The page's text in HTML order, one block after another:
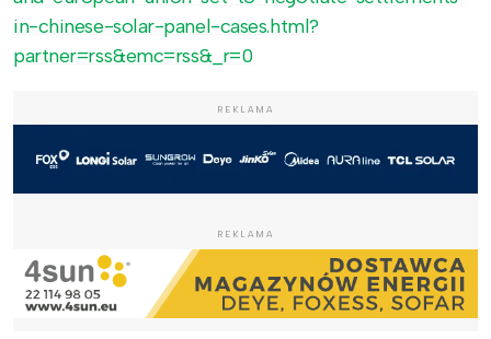
in-chinese-solar-panel-cases.html?
partner=rss&emc=rss&_r=0
REKLAMA
REKLAMA